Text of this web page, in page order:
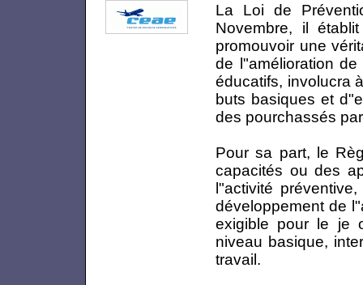
La Loi de
Novembre, il
promouvoir une
de l"amélioration
éducatifs, involucra
buts basiques et
des pourchassés
Pour sa part, le
capacités ou des
l"activité
développement de
exigible pour le je
niveau basique,
travail.